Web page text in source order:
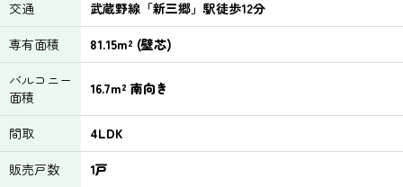
交通
武蔵野線「新三郷」駅徒歩12分
専有面積
81.15m² (壁芯)
バルコニー
面積
16.7m² 南向き
間取
4LDK
販売戸数
1戸